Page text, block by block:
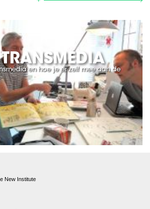
en hoe je er zelf mee aan de
New Institute